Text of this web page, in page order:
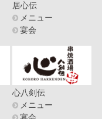
居心伝
メニュー
宴会
心八剣伝
メニュー